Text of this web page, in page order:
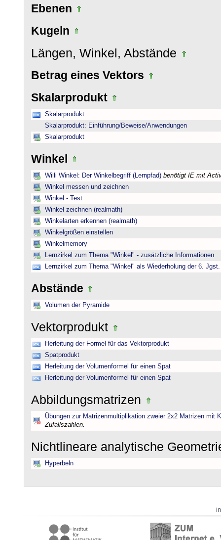
Ebenen
Kugeln
Längen, Winkel, Abstände
Betrag eines Vektors
Skalarprodukt
Skalarprodukt
Skalarprodukt: Einführung/Beweise/Anwendungen
Skalarprodukt
Winkel
Willi Winkel: Der Winkelbegriff (Lernpfad) benötigt IE mit
Winkel messen und zeichnen
Winkel - Test
Winkel zeichnen (realmath)
Winkelarten erkennen (realmath)
Winkelgrößen einstellen
Winkelmemory
Lernzirkel zum Thema "Winkel" - zusätzliche Informationen
Lernzirkel zum Thema "Winkel" als Wiederholung der 6. Jgst.
Abstände
Volumen der Pyramide
Vektorprodukt
Herleitung der Formel für das Vektorprodukt
Spatprodukt
Herleitung der Volumenformel für einen Spat
Herleitung der Volumenformel für einen Spat
Abbildungsmatrizen
Übungen zur Matrizenmultiplikation zweier 2x2 Matrizen mit
Zufallszahlen.
Nichtlineare analytische
Hyperbeln